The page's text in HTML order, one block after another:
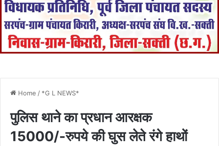
Home / *G L NEWS*
पुलिस थाने का प्रधान आरक्षक
15000/-रुपये की घुस लेते रंगे हाथों